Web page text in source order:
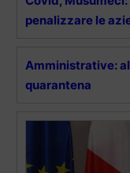
penalizzare le
Amministrative:
quarantena